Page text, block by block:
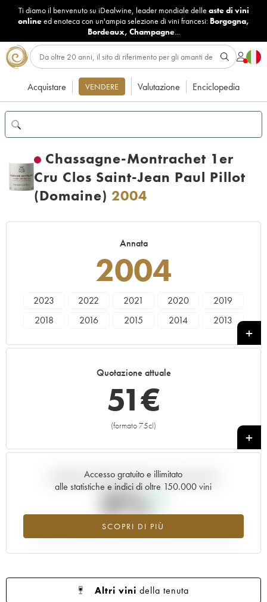
Ti diamo il benvenuto su iDealwine, leader mondiale delle aste di vini
onlineed enoteca con un'ampia selezione di vini francesi: Borgogna,
Bordeaux, Champagne...
Acquistare VENDERE Valutazione Enciclopedia
Chassagne-Montrachet 1er
Cru Clos Saint-Jean Paul Pillot
(Domaine) 2004
Annata
2004
2023 2022 2021 2020
2019
2018
2016 2015 2014
2013
Quotazione attuale
51€
(formato 75cl)
+
Accesso gratuito e illimitato
alle statistiche e indici di oltre 150.000 vini
SCOPRI DI PIÙ
Andamento della quotazione in tempo reale
0%
Valore in aumento per l'annata 2004 nel 2026 rispetto al 2025
Altri vini della tenuta